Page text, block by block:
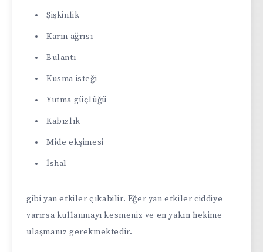
Şişkinlik
Karın ağrısı
Bulantı
Kusma isteği
Yutma güçlüğü
Kabızlık
Mide ekşimesi
İshal
gibi yan etkiler çıkabilir. Eğer yan etkiler ciddiye
varırsa kullanmayı kesmeniz ve en yakın hekime
ulaşmanız gerekmektedir.